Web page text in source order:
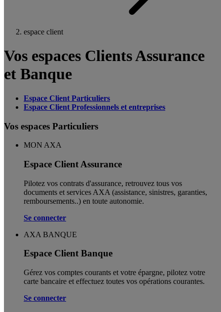
espace client
Vos espaces Clients Assurance
et Banque
Espace Client Particuliers
Espace Client Professionnels et entreprises
Vos espaces Particuliers
MON AXA
Espace Client Assurance
Pilotez vos contrats d'assurance, retrouvez tous vos
documents et services AXA (assistance, sinistres, garanties,
remboursements..) en toute autonomie. ​
Se connecter
AXA BANQUE
Espace Client Banque
Gérez vos comptes courants et votre épargne, pilotez votre
carte bancaire et effectuez toutes vos opérations courantes.
Se connecter